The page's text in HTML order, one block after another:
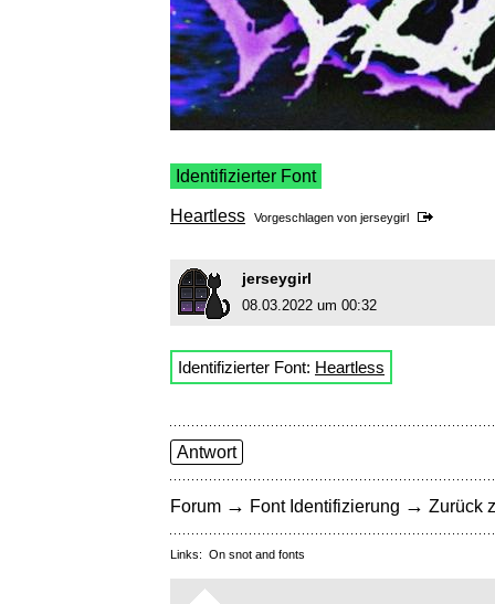
Identifizierter Font
Heartless Vorgeschlagen von jerseygirl
jerseygirl
08.03.2022 um 00:32
Identifizierter Font: Heartless
Antwort
Forum → Font Identifizierung → Zurück
Links: On snot and fonts